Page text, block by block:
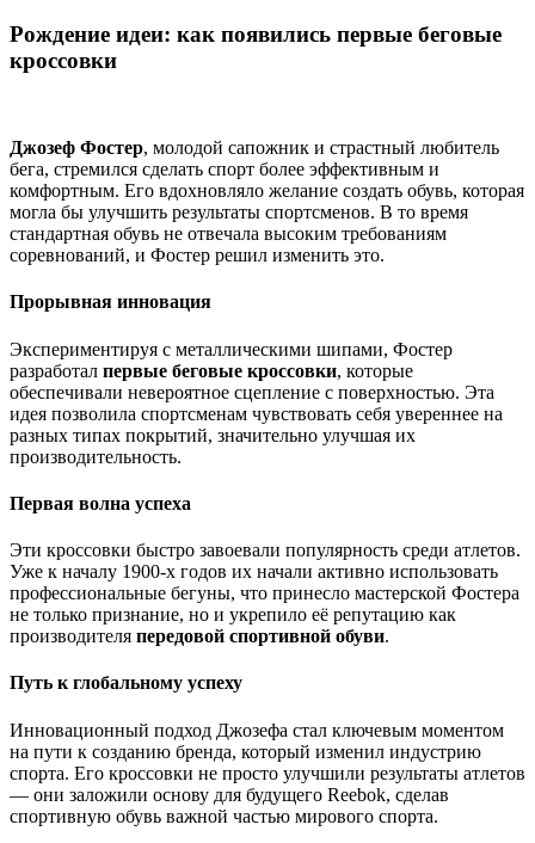
Рождение идеи: как появились первые беговые
кроссовки
Джозеф Фостер, молодой сапожник и страстный любитель
бега, стремился сделать спорт более эффективным и
комфортным. Его вдохновляло желание создать обувь, которая
могла бы улучшить результаты спортсменов. В то время
стандартная обувь не отвечала высоким требованиям
соревнований, и Фостер решил изменить это.
Прорывная инновация
Экспериментируя с металлическими шипами, Фостер
разработал первые беговые кроссовки, которые
обеспечивали невероятное сцепление с поверхностью. Эта
идея позволила спортсменам чувствовать себя увереннее на
разных типах покрытий, значительно улучшая их
производительность.
Первая волна успеха
Эти кроссовки быстро завоевали популярность среди атлетов.
Уже к началу 1900-х годов их начали активно использовать
профессиональные бегуны, что принесло мастерской Фостера
не только признание, но и укрепило её репутацию как
производителя передовой спортивной обуви.
Путь к глобальному успеху
Инновационный подход Джозефа стал ключевым моментом
на пути к созданию бренда, который изменил индустрию
спорта. Его кроссовки не просто улучшили результаты атлетов
— они заложили основу для будущего Reebok, сделав
спортивную обувь важной частью мирового спорта.